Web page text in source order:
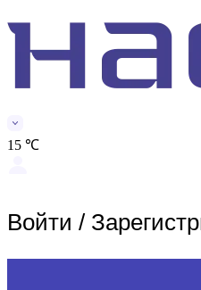
15 ℃
Войти /